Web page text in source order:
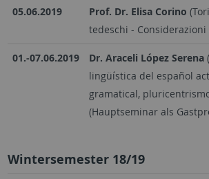
05.06.2019 Prof. Dr. Elisa Corino
tedeschi - Considerazioni
01.-07.06.2019 Dr. Araceli López Serena
lingüística del español
gramatical,
(Hauptseminar als
Wintersemester 18/19